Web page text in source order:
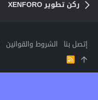
ركن تطوير XENFORO
إتصل بنا الشروط والقوانين
R